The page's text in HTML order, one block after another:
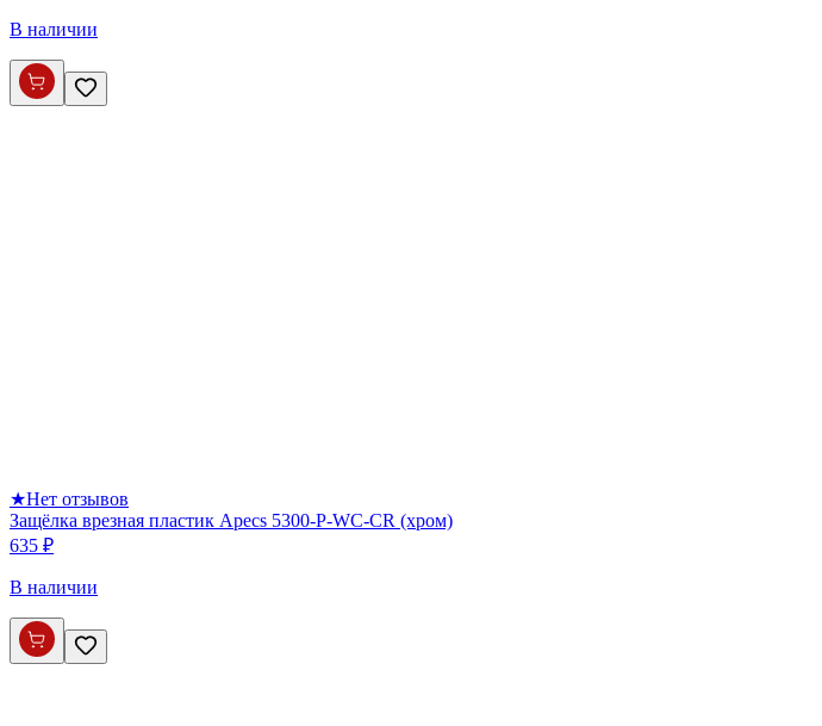
В наличии
★Нет отзывов
Защёлка врезная пластик Apecs 5300-P-WC-CR (хром)
635 ₽
В наличии